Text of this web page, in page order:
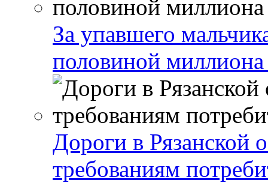
За упавшего
половиной миллиона
Дороги в Рязанской
требованиям